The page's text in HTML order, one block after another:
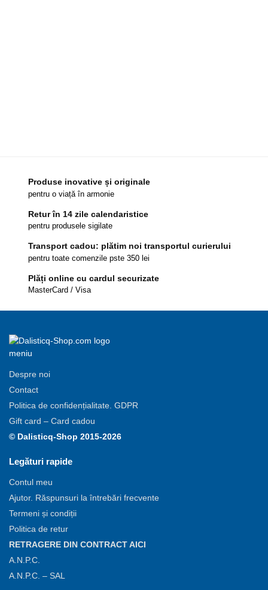
Produse inovative și originale
pentru o viață în armonie
Retur în 14 zile calendaristice
pentru produsele sigilate
Transport cadou: plătim noi transportul curierului
pentru toate comenzile pste 350 lei
Plăți online cu cardul securizate
MasterCard / Visa
Despre noi
Contact
Politica de confidențialitate. GDPR
Gift card – Card cadou
© Dalisticq-Shop 2015-2026
Legături rapide
Contul meu
Ajutor. Răspunsuri la întrebări frecvente
Termeni și condiții
Politica de retur
RETRAGERE DIN CONTRACT AICI
A.N.P.C.
A.N.P.C. – SAL